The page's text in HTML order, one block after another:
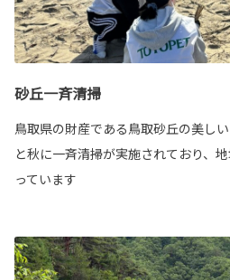
砂丘一斉清掃
鳥取県の財産である鳥取砂丘の美し
と秋に一斉清掃が実施されており、
っています